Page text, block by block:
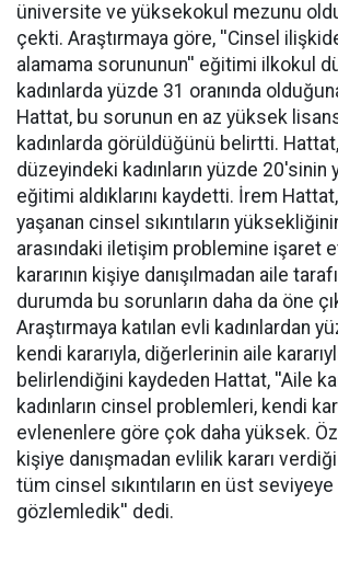
üniversite ve yüksekokul mezunu
çekti. Araştırmaya göre, ''Cinsel
alamama sorununun'' eğitimi ilkokul
kadınlarda yüzde 31 oranında
Hattat, bu sorunun en az yüksek
kadınlarda görüldüğünü belirtti.
düzeyindeki kadınların yüzde 20'sinin
eğitimi aldıklarını kaydetti. İrem
yaşanan cinsel sıkıntıların
arasındaki iletişim problemine işaret
kararının kişiye danışılmadan aile
durumda bu sorunların daha da öne
Araştırmaya katılan evli kadınlardan
kendi kararıyla, diğerlerinin aile
belirlendiğini kaydeden Hattat, ''Aile
kadınların cinsel problemleri, kendi
evlenenlere göre çok daha yüksek.
kişiye danışmadan evlilik kararı
tüm cinsel sıkıntıların en üst seviyeye
gözlemledik'' dedi.